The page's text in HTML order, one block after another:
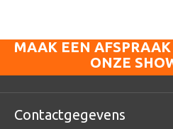
MAAK EEN
ONZE
Contactgegevens